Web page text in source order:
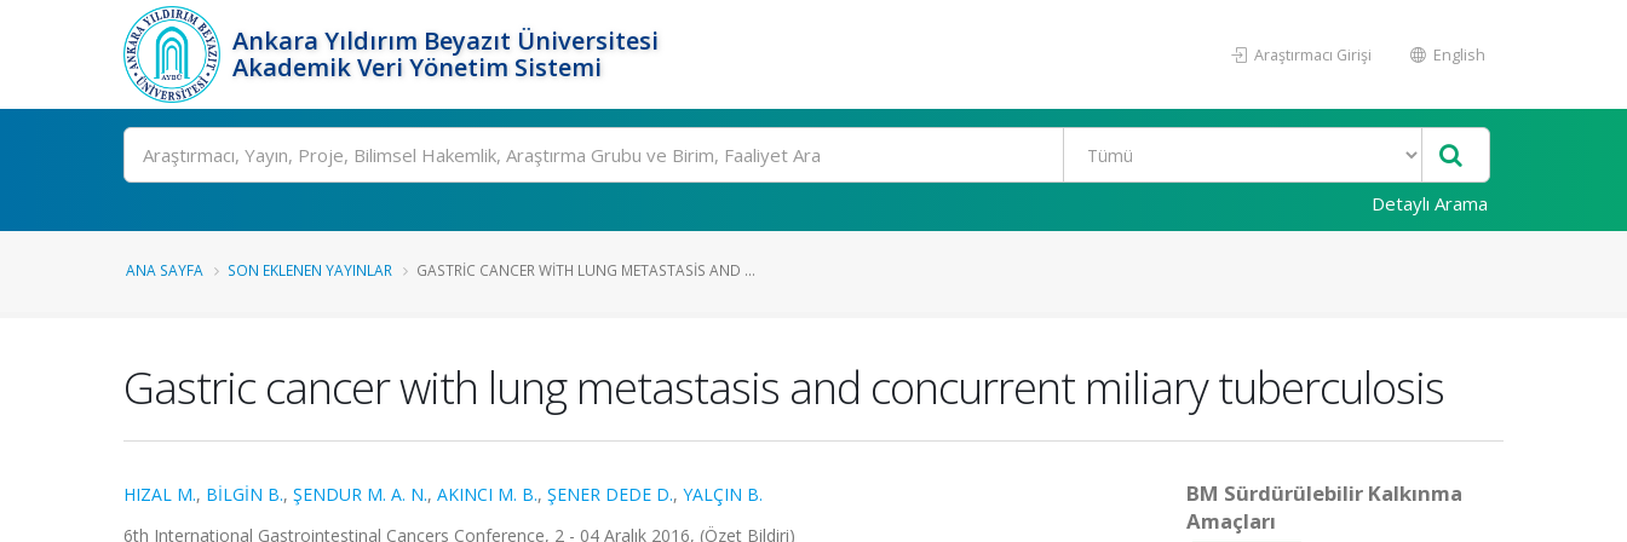
Ankara Yıldırım Beyazıt Üniversitesi
Akademik Veri Yönetim Sistemi
Araştırmacı Girişi English
Ara
Detaylı Arama
ANA SAYFA SON EKLENEN YAYINLAR GASTRIC CANCER WITH LUNG METASTASIS AND ...
Gastric cancer with lung metastasis and concurrent miliary tuberculosis
HIZAL M., BİLGİN B., ŞENDUR M. A. N., AKINCI M. B., ŞENER DEDE D., YALÇIN B.
6th International Gastrointestinal Cancers Conference, 2 - 04 Aralık 2016, (Özet Bildiri)
BM Sürdürülebilir Kalkınma
Amaçları